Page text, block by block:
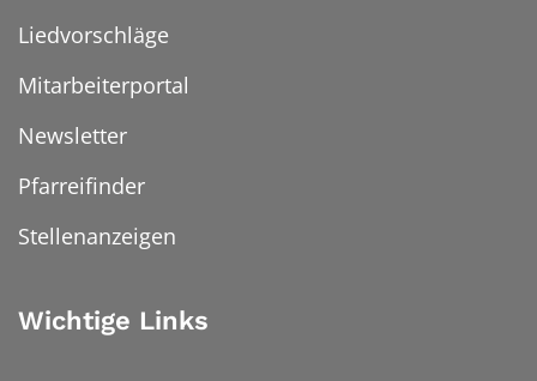
Liedvorschläge
Mitarbeiterportal
Newsletter
Pfarreifinder
Stellenanzeigen
Wichtige Links